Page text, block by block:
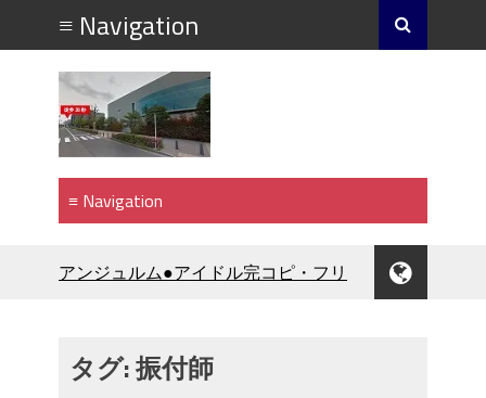
アンジュルム●アイドル完コピ・フリ
BLACK PINK【新年1月】K-POP完コ
ピ・フリコピ・振付・カバーダンス
タグ:振付師